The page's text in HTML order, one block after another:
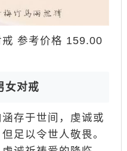
参考价格 159.00
女对戒
存于世间，虔诚或
足以令世人敬畏。